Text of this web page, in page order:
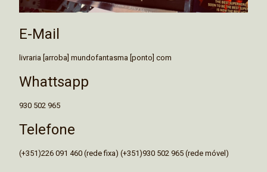
E-Mail
livraria [arroba] mundofantasma [ponto] com
Whattsapp
930 502 965
Telefone
(+351)226 091 460 (rede fixa) (+351)930 502 965 (rede móvel)